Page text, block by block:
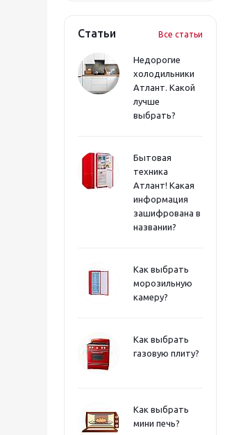
Статьи Все статьи
Недорогие
холодильники
Атлант. Какой
лучше
выбрать?
Бытовая
техника
Атлант! Какая
информация
зашифрована в
названии?
Как выбрать
морозильную
камеру?
Как выбрать
газовую плиту?
Как выбрать
мини печь?